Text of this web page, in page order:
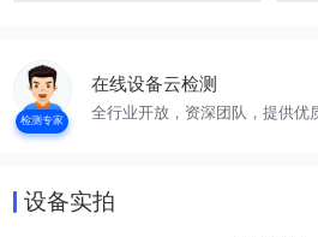
检测专家
在线设备云检测
全行业开放，资深团队，提供优
设备实拍